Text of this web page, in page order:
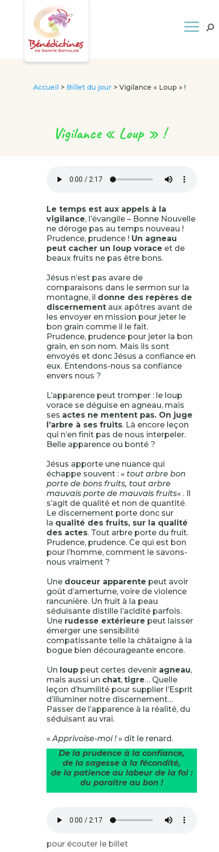
Accueil > Billet du jour> Vigilance « Loup » !
Vigilance « Loup » !
Le temps est aux appels à la
vigilance, l’évangile – Bonne Nouvelle
ne déroge pas au temps nouveau !
Prudence, prudence ! Un agneau
peut cacher un loup vorace et de
beaux fruits ne pas être bons.
Jésus n’est pas avare de
comparaisons dans le sermon sur la
montagne, il donne des repères de
discernementaux apôtres avant de
les envoyer en mission pour jeter le
bon grain comme il le fait.
Prudence, prudence pour jeter la bon
grain, en son nom. Mais ils sont
envoyés et donc Jésus a confiance en
eux. Entendons-nous sa confiance
envers nous ?
L’apparence peut tromper : le loup
vorace se déguise en agneau, mais
ses actes ne mentent pas. On juge
l’arbre à ses fruits. Là encore leçon
qui n’en finit pas de nous interpeler.
Belle apparence ou bonté ?
Jésus apporte une nuance qui
échappe souvent : « tout arbre bon
porte de bons fruits, tout arbre
mauvais porte de mauvais fruits« . Il
s’agit de qualité et non de quantité.
Le discernement porte donc sur
la qualité des fruits, sur la qualité
des actes. Tout arbre porte du fruit.
Prudence, prudence. Ce qui est bon
pour l’homme, comment le savons-
nous vraiment ?
Une douceur apparente peut avoir
goût d’amertume, voire de violence
rancunière. Un fruit à la peau
séduisante distille l’acidité parfois.
Une rudesse extérieure peut laisser
émerger une sensibilité
compatissante telle la châtaigne à la
bogue bien décourageante encore.
Un louppeut certes devenir agneau,
mais aussi un chat, tigre… Quelle
leçon d’humilité pour supplier l’Esprit
d’illuminer notre discernement…
Passer de l’apparence à la réalité, du
séduisant au vrai.
«Apprivoise-moi !» dit le renard.
De la prudence à la confiance,
de la sagesse à la fécondité,
de la patience au labeur de la foi :
du paraître au bon !
pour écouter le billet